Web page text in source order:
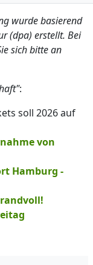
wurde basierend
(dpa) erstellt. Bei
sich bitte an
:
soll 2026 auf
von
Hamburg -